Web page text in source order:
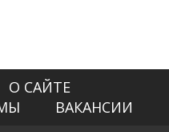
О САЙТЕ
ВАКАНСИИ